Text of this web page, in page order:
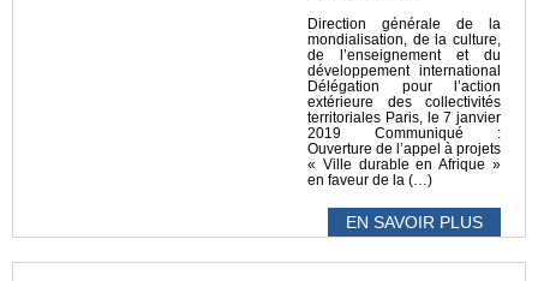
Direction générale de la
mondialisation, de la culture,
de l’enseignement et du
développement international
Délégation pour l’action
extérieure des collectivités
territoriales Paris, le 7 janvier
2019 Communiqué :
Ouverture de l’appel à projets
« Ville durable en Afrique »
en faveur de la (…)
EN SAVOIR PLUS